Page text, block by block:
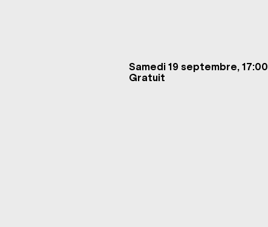
Samedi 19 septembre, 17:00
Gratuit